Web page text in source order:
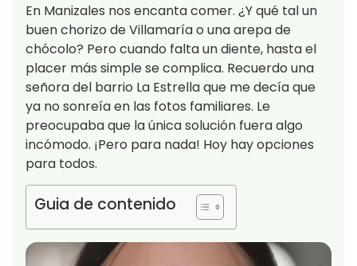
En Manizales nos encanta comer. ¿Y qué tal un
buen chorizo de Villamaría o una arepa de
chócolo? Pero cuando falta un diente, hasta el
placer más simple se complica. Recuerdo una
señora del barrio La Estrella que me decía que
ya no sonreía en las fotos familiares. Le
preocupaba que la única solución fuera algo
incómodo. ¡Pero para nada! Hoy hay opciones
para todos.
Guia de contenido